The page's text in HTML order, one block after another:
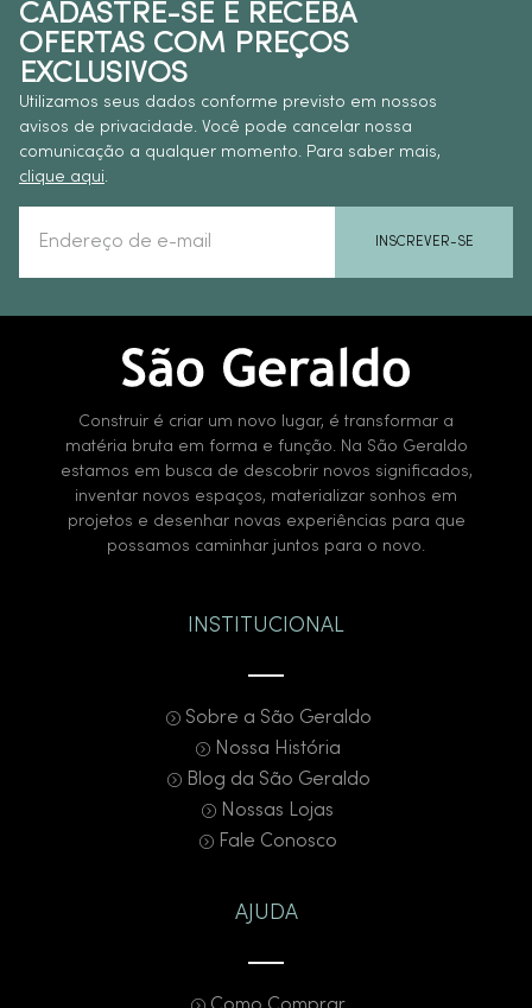
CADASTRE-SE E RECEBA
OFERTAS COM PREÇOS
EXCLUSIVOS
Utilizamos seus dados conforme previsto em nossos
avisos de privacidade. Você pode cancelar nossa
comunicação a qualquer momento. Para saber mais,
clique aqui.
INSCREVER-SE
Construir é criar um novo lugar, é transformar a
matéria bruta em forma e função. Na São Geraldo
estamos em busca de descobrir novos significados,
inventar novos espaços, materializar sonhos em
projetos e desenhar novas experiências para que
possamos caminhar juntos para o novo.
INSTITUCIONAL
Sobre a São Geraldo
Nossa História
Blog da São Geraldo
Nossas Lojas
Fale Conosco
AJUDA